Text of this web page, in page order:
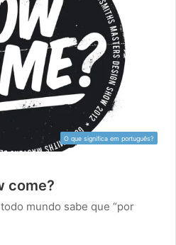
O que significa em português?
come?
mundo sabe que “por